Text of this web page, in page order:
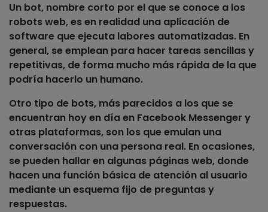
Un bot, nombre corto por el que se conoce a los
robots web, es en realidad una aplicación de
software que ejecuta labores automatizadas. En
general, se emplean para hacer tareas sencillas y
repetitivas, de forma mucho más rápida de la que
podría hacerlo un humano.
Otro tipo de bots, más parecidos a los que se
encuentran hoy en día en Facebook Messenger y
otras plataformas, son los queemulan una
conversación con una persona real. En ocasiones,
se pueden hallar en algunas páginas web, donde
hacen una función básica de atención al usuario
mediante un esquema fijo de preguntas y
respuestas.